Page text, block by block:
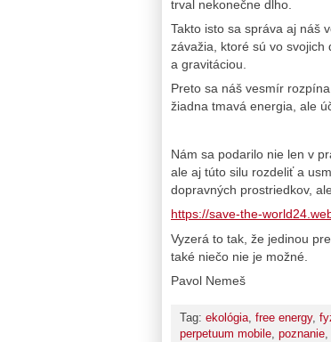
trval nekonečne dlho.
Takto isto sa správa aj náš
závažia, ktoré sú vo
a gravitáciou.
Preto sa náš vesmír
žiadna tmavá energia, ale
Nám sa podarilo nie len v
ale aj túto silu rozdeliť a
dopravných prostriedkov,
https://save-the-
Vyzerá to tak, že jedinou
také niečo nie je možné.
Pavol Nemeš
Tag: ekológia free energy,
perpetuum mobile poznanie